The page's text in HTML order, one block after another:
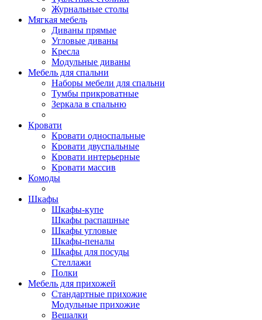
Журнальные столы
Мягкая мебель
Диваны прямые
Угловые диваны
Кресла
Модульные диваны
Мебель для спальни
Наборы мебели для спальни
Тумбы прикроватные
Зеркала в спальню
Кровати
Кровати односпальные
Кровати двуспальные
Кровати интерьерные
Кровати массив
Комоды
Шкафы
Шкафы-купе
Шкафы распашные
Шкафы угловые
Шкафы-пеналы
Шкафы для посуды
Стеллажи
Полки
Мебель для прихожей
Стандартные прихожие
Модульные прихожие
Вешалки